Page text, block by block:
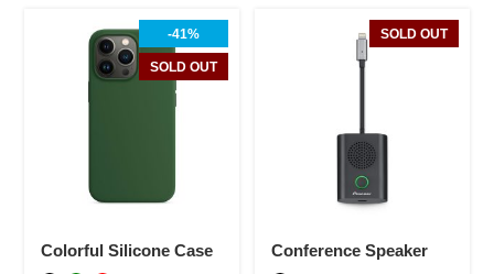
-41%
SOLD OUT
Colorful Silicone Case
SOLD OUT
Conference Speaker